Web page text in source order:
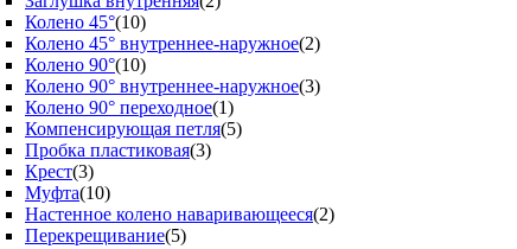
Колено 45°(10)
Колено 45° внутреннее-наружное(2)
Колено 90°(10)
Колено 90° внутреннее-наружное(3)
Колено 90° переходное(1)
Компенсирующая петля(5)
Пробка пластиковая(3)
Крест(3)
Муфта(10)
Настенное колено наваривающееся(2)
Перекрещивание(5)